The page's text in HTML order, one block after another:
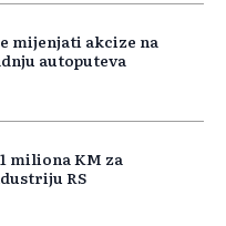
mijenjati akcize na
autoputeva
miliona KM za
RS